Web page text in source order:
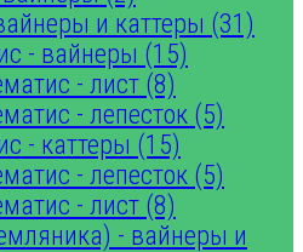
и каттеры (31)
- вайнеры (15)
- лист (8)
- лепесток (5)
- каттеры (15)
- лепесток (5)
- лист (8)
- вайнеры и